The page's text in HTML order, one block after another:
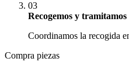
03
Recogemos y tramitamos
Coordinamos la recogida
Compra piezas